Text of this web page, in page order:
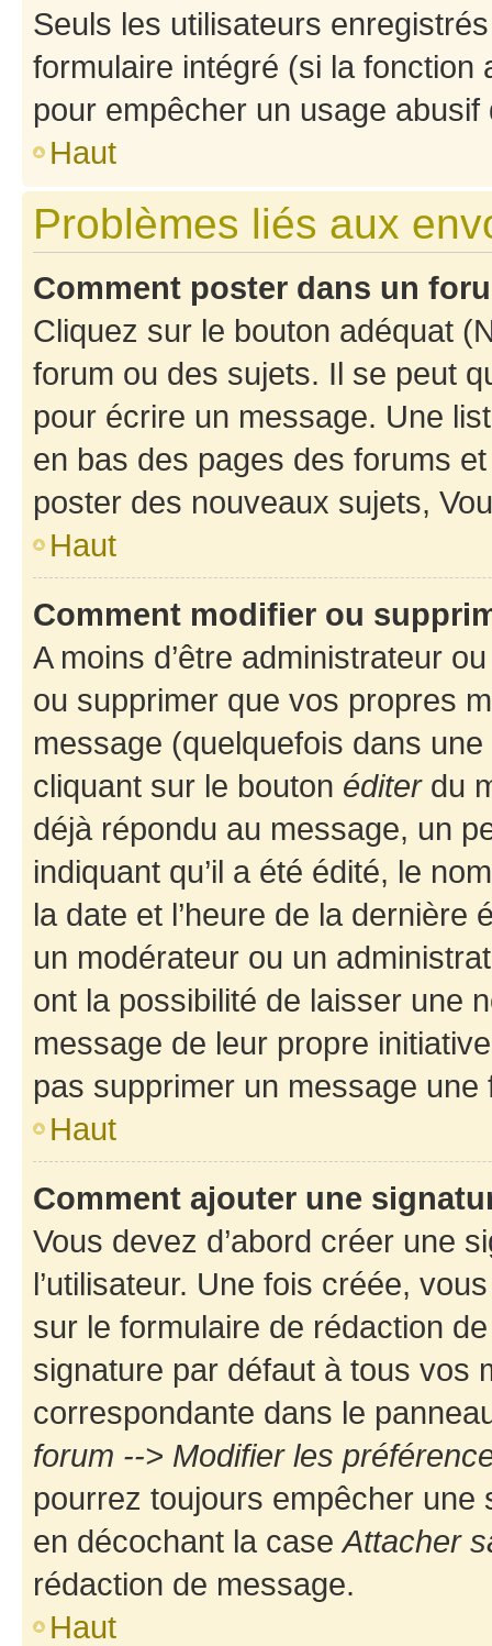
Seuls les utilisateurs
formulaire intégré (si la fonction
pour empêcher un usage
Haut
Problèmes liés aux
Comment poster dans un
Cliquez sur le bouton adéquat
forum ou des sujets. Il se peut
pour écrire un message. Une
en bas des pages des forums
poster des nouveaux sujets,
Haut
Comment modifier ou
A moins d’être administrateur
ou supprimer que vos propres
message (quelquefois dans
cliquant sur le bouton éditerdu
déjà répondu au message, un
indiquant qu’il a été édité, le
la date et l’heure de la dernière
un modérateur ou un
ont la possibilité de laisser une
message de leur propre
pas supprimer un message une
Haut
Comment ajouter une
Vous devez d’abord créer une
l’utilisateur. Une fois créée,
sur le formulaire de rédaction
signature par défaut à tous vos
correspondante dans le
forum --> Modifier les
pourrez toujours empêcher une
en décochant la caseAttacher
rédaction de message.
Haut